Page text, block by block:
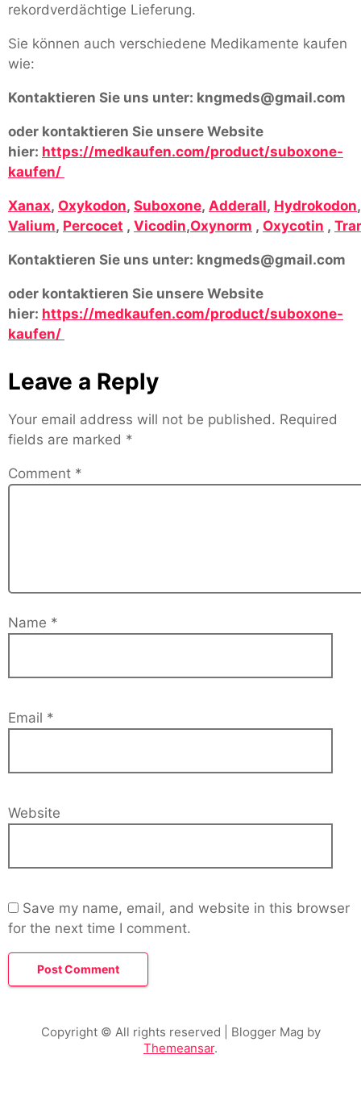
rekordverdächtige Lieferung.
Sie können auch verschiedene Medikamente kaufen
wie:
Kontaktieren Sie uns unter: kngmeds@gmail.com
oder kontaktieren Sie unsere Website
hier: https://medkaufen.com/product/suboxone-
kaufen/
Xanax, Oxykodon, Suboxone, Adderall, Hydrokodon
Valium, Percocet , Vicodin,Oxynorm , Oxycotin ,
Kontaktieren Sie uns unter: kngmeds@gmail.com
oder kontaktieren Sie unsere Website
hier: https://medkaufen.com/product/suboxone-
kaufen/
Leave a Reply
Your email address will not be published. Required
fields are marked *
Comment *
Name *
Email *
Website
Save my name, email, and website in this browser
for the next time I comment.
Copyright © All rights reserved | Blogger Mag by
Themeansar.